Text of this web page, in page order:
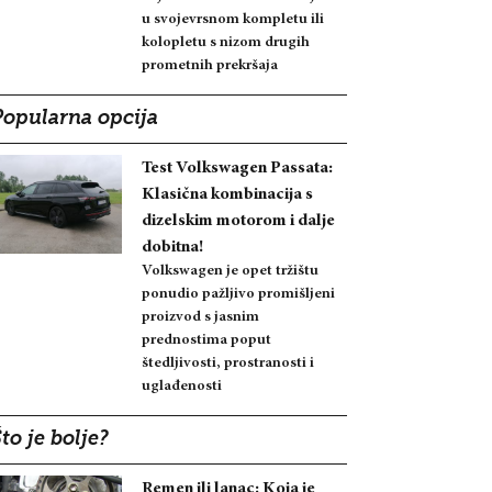
u svojevrsnom kompletu ili
kolopletu s nizom drugih
prometnih prekršaja
opcija
Test Volkswagen Passata:
Klasična kombinacija s
dizelskim motorom i dalje
dobitna!
Volkswagen je opet tržištu
ponudio pažljivo promišljeni
proizvod s jasnim
prednostima poput
štedljivosti, prostranosti i
uglađenosti
je bolje?